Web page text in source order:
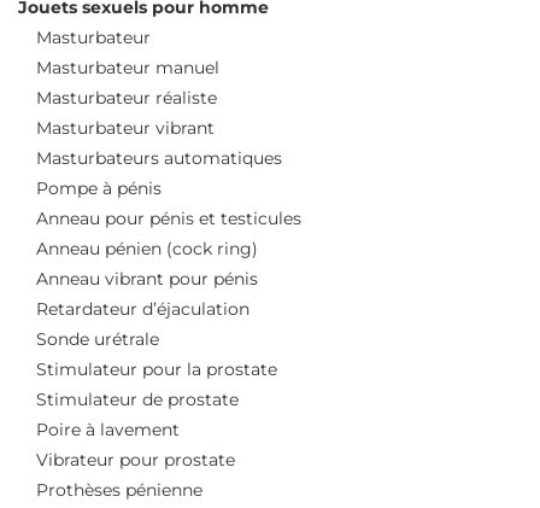
Jouets sexuels pour homme
Masturbateur
Masturbateur manuel
Masturbateur réaliste
Masturbateur vibrant
Masturbateurs automatiques
Pompe à pénis
Anneau pour pénis et testicules
Anneau pénien (cock ring)
Anneau vibrant pour pénis
Retardateur d’éjaculation
Sonde urétrale
Stimulateur pour la prostate
Stimulateur de prostate
Poire à lavement
Vibrateur pour prostate
Prothèses pénienne